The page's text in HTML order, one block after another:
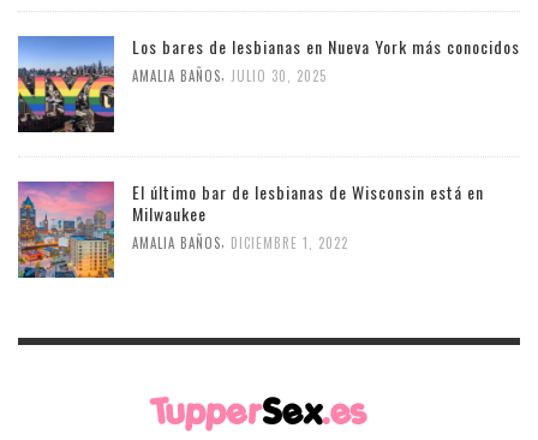
Los bares de lesbianas en Nueva York más conocidos
AMALIA BAÑOS JULIO 30, 2025
El último bar de lesbianas de Wisconsin está en
Milwaukee
AMALIA BAÑOS DICIEMBRE 1, 2022